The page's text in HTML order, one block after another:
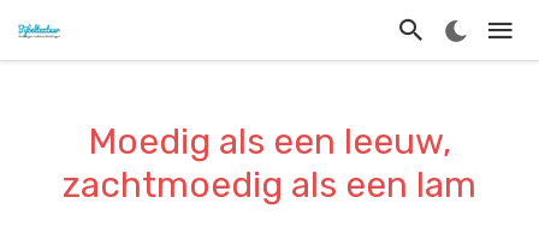
Moedig als een leeuw,
zachtmoedig als een lam